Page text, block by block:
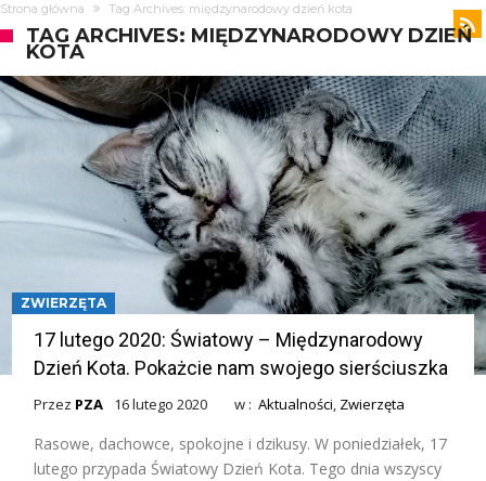
Strona główna Tag Archives: międzynarodowy dzień kota
TAG ARCHIVES: MIĘDZYNARODOWY DZIEŃ
KOTA
ZWIERZĘTA
17 lutego 2020: Światowy – Międzynarodowy
Dzień Kota. Pokażcie nam swojego sierściuszka
Przez PZA 16 lutego 2020 w :Aktualności, Zwierzęta
Rasowe, dachowce, spokojne i dzikusy. W poniedziałek, 17
lutego przypada Światowy Dzień Kota. Tego dnia wszyscy